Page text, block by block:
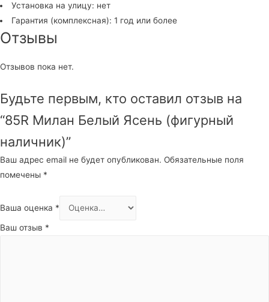
Установка на улицу: нет
Гарантия (комплексная): 1 год или более
Отзывы
Отзывов пока нет.
Будьте первым, кто оставил отзыв на
“85R Милан Белый Ясень (фигурный
наличник)”
Ваш адрес email не будет опубликован. Обязательные поля
помечены *
Ваша оценка *
Ваш отзыв *